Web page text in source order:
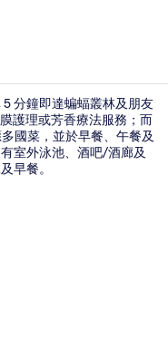
分鐘即達蝙蝠叢林及朋友
護理或芳香療法服務；而
國菜，並於早餐、午餐及
室外泳池、酒吧/酒廊及
早餐。